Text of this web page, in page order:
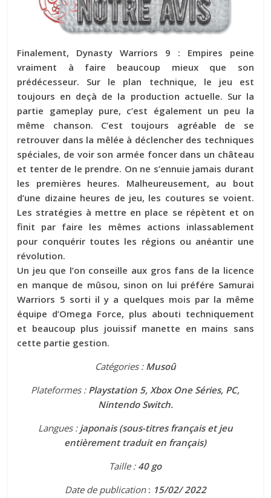
Finalement, Dynasty Warriors 9 : Empires peine
vraiment à faire beaucoup mieux que son
prédécesseur. Sur le plan technique, le jeu est
toujours en deçà de la production actuelle. Sur la
partie gameplay pure, c’est également un peu la
même chanson. C’est toujours agréable de se
retrouver dans la mêlée à déclencher des techniques
spéciales, de voir son armée foncer dans un château
et tenter de le prendre. On ne s’ennuie jamais durant
les premières heures. Malheureusement, au bout
d’une dizaine heures de jeu, les coutures se voient.
Les stratégies à mettre en place se répètent et on
finit par faire les mêmes actions inlassablement
pour conquérir toutes les régions ou anéantir une
révolution.
Un jeu que l’on conseille aux gros fans de la licence
en manque de mûsou, sinon on lui préfére Samurai
Warriors 5 sorti il y a quelques mois par la même
équipe d’Omega Force, plus abouti techniquement
et beaucoup plus jouissif manette en mains sans
cette partie gestion.
Catégories :Musoû
Plateformes : Playstation 5, Xbox One Séries, PC,
Nintendo Switch.
Langues : japonais (sous-titres français et jeu
entièrement traduit en français)
Taille : 40 go
Date de publication: 15/02/ 2022